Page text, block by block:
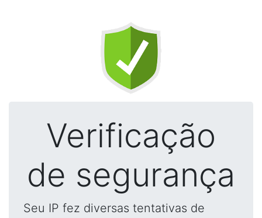
Verificação
de segurança
Seu IP fez diversas tentativas de